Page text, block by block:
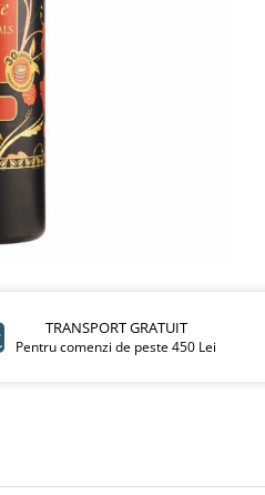
TRANSPORT GRATUIT
Pentru comenzi de peste 450 Lei